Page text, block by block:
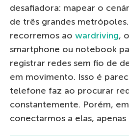
desafiadora: mapear o
de três grandes
recorremos ao wardriving,
smartphone ou notebook
registrar redes sem fio de
em movimento. Isso é
telefone faz ao procurar
constantemente. Porém,
conectarmos a elas,